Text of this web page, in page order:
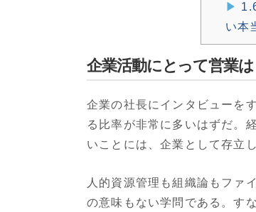
い本
企業活動にとって営業
企業の社長にインタビューを
る比率が非常に多いはずだ。
いことには、企業として存立し
人的資源管理も組織論もファ
の意味もない学問である。す